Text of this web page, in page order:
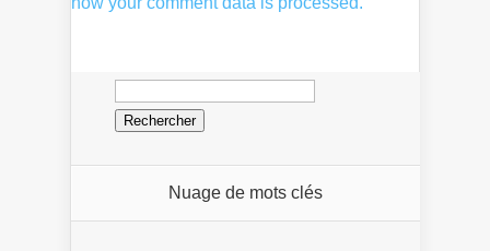
Rechercher :
Nuage de mots clés